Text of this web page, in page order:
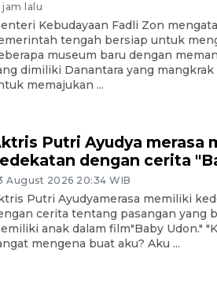
jam lalu
Kebudayaan Fadli Zon
tengah bersiap untuk
museum baru dengan
dimiliki Danantara yang mangkrak
memajukan ...
Putri Ayudya merasa
dengan cerita
August 2026 20:34 WIB
Putri Ayudyamerasa memiliki
cerita tentang pasangan yang
anak dalam film"Baby Udon."
mengena buat aku? Aku ...